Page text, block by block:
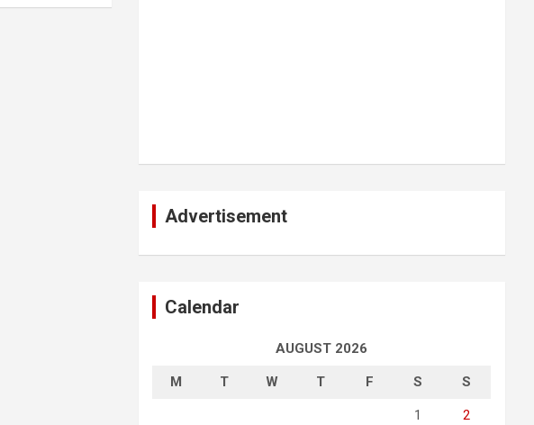
Advertisement
Calendar
AUGUST 2026
M T W T F S S
1 2